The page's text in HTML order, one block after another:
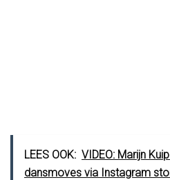
LEES OOK: VIDEO: Marijn
dansmoves via Instagram